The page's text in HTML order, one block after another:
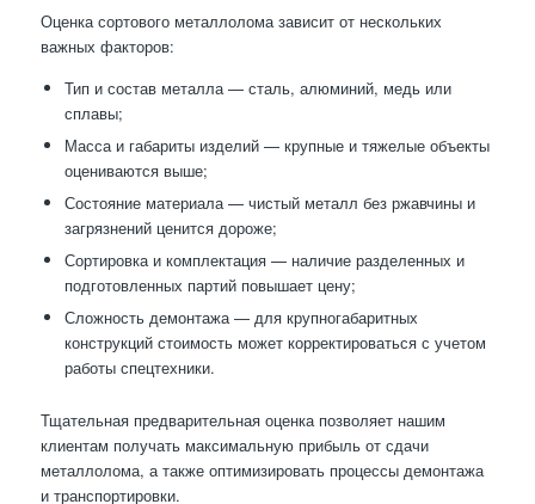
Оценка сортового металлолома зависит от нескольких
важных факторов:
Тип и состав металла — сталь, алюминий, медь или
сплавы;
Масса и габариты изделий — крупные и тяжелые объекты
оцениваются выше;
Состояние материала — чистый металл без ржавчины и
загрязнений ценится дороже;
Сортировка и комплектация — наличие разделенных и
подготовленных партий повышает цену;
Сложность демонтажа — для крупногабаритных
конструкций стоимость может корректироваться с учетом
работы спецтехники.
Тщательная предварительная оценка позволяет нашим
клиентам получать максимальную прибыль от сдачи
металлолома, а также оптимизировать процессы демонтажа
и транспортировки.